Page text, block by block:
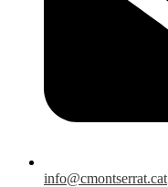
info@cmontserrat.cat